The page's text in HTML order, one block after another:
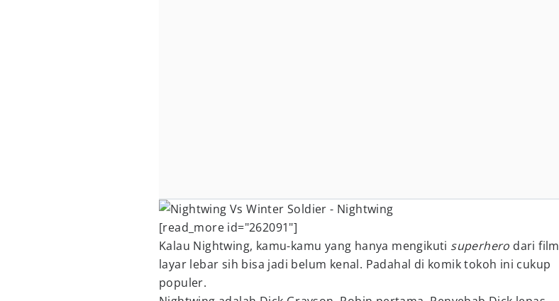
[read_more id="262091"]
Kalau Nightwing, kamu-kamu yang hanya mengikuti superhero dari film
layar lebar sih bisa jadi belum kenal. Padahal di komik tokoh ini cukup
populer.